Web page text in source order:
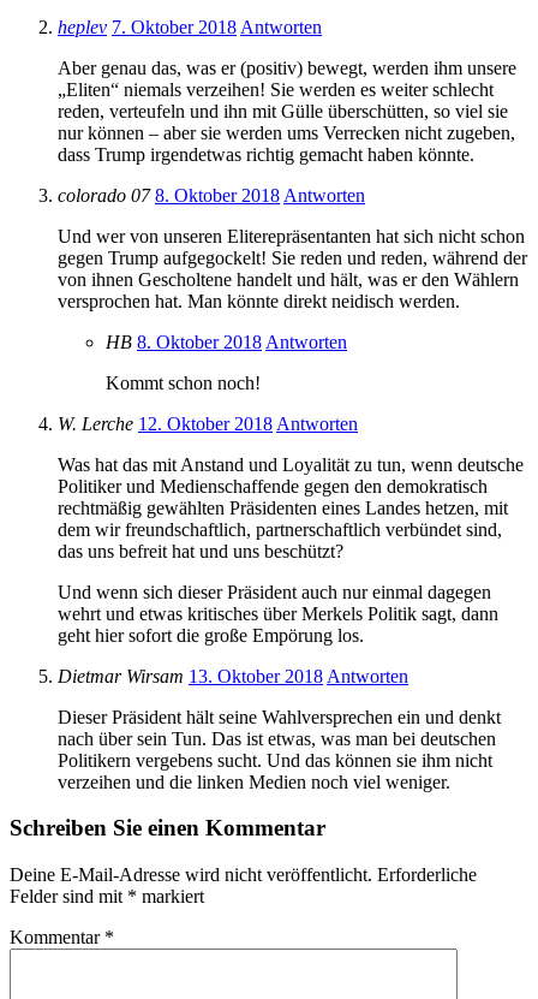
heplev 7. Oktober 2018 Antworten
Aber genau das, was er (positiv) bewegt, werden ihm unsere
„Eliten“ niemals verzeihen! Sie werden es weiter schlecht
reden, verteufeln und ihn mit Gülle überschütten, so viel sie
nur können – aber sie werden ums Verrecken nicht zugeben,
dass Trump irgendetwas richtig gemacht haben könnte.
colorado 07 8. Oktober 2018 Antworten
Und wer von unseren Eliterepräsentanten hat sich nicht schon
gegen Trump aufgegockelt! Sie reden und reden, während der
von ihnen Gescholtene handelt und hält, was er den Wählern
versprochen hat. Man könnte direkt neidisch werden.
HB 8. Oktober 2018 Antworten
Kommt schon noch!
W. Lerche 12. Oktober 2018 Antworten
Was hat das mit Anstand und Loyalität zu tun, wenn deutsche
Politiker und Medienschaffende gegen den demokratisch
rechtmäßig gewählten Präsidenten eines Landes hetzen, mit
dem wir freundschaftlich, partnerschaftlich verbündet sind,
das uns befreit hat und uns beschützt?
Und wenn sich dieser Präsident auch nur einmal dagegen
wehrt und etwas kritisches über Merkels Politik sagt, dann
geht hier sofort die große Empörung los.
Dietmar Wirsam 13. Oktober 2018 Antworten
Dieser Präsident hält seine Wahlversprechen ein und denkt
nach über sein Tun. Das ist etwas, was man bei deutschen
Politikern vergebens sucht. Und das können sie ihm nicht
verzeihen und die linken Medien noch viel weniger.
Schreiben Sie einen Kommentar
Deine E-Mail-Adresse wird nicht veröffentlicht. Erforderliche
Felder sind mit * markiert
Kommentar *